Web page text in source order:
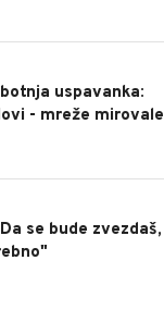
uspavanka:
- mreže mirovale
se bude zvezdaš,